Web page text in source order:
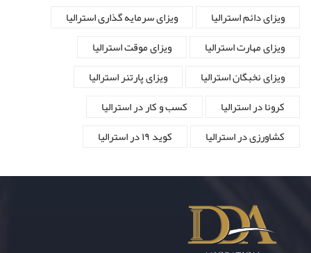
ویزای دائم استرالیا
ویزای سرمایه گذاری استرالیا
ویزای مهارت استرالیا
ویزای موقت استرالیا
ویزای نخبگان استرالیا
ویزای پارتنر استرالیا
کرونا در استرالیا
کسب و کار در استرالیا
کشاورزی در استرالیا
کوید ۱۹ در استرالیا